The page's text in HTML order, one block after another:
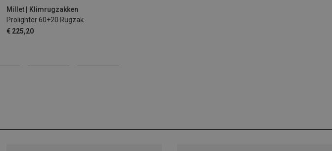
Millet | Klimrugzakken
Prolighter 60+20 Rugzak
€ 225,20